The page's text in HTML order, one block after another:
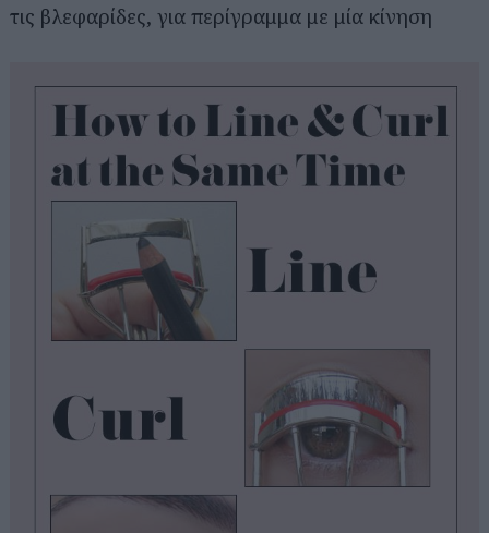
τις βλεφαρίδες, για περίγραμμα με μία κίνηση